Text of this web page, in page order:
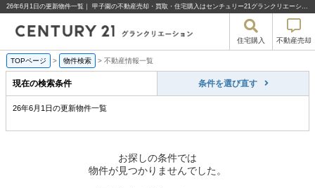
26年6月1日の更新物件一覧｜ 甲子園の不動産売却・買取・住宅購入はセンチュリー21グランクリエーション
住宅購入 不動産売却
TOPページ > 物件検索 > 不動産情報一覧
現在の検索条件 条件を選び直す
26年6月1日の更新物件一覧
お探しの条件では
物件が見つかりませんでした。